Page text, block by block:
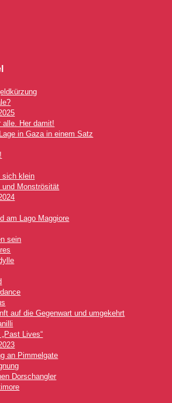
alle. Her damit!
in Gaza in einem Satz
sich klein
Monströsität
am Lago Maggiore
sein
auf die Gegenwart und umgekehrt
Lives“
an Pimmelgate
Dorschangler